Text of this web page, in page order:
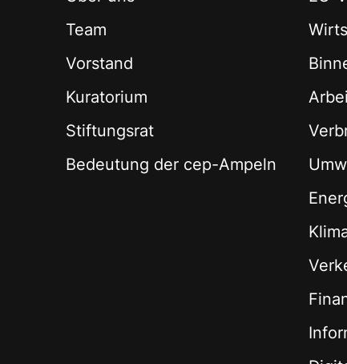
Team
Vorstand
Kuratorium
Stiftungsrat
Bedeutung der cep-Ampeln